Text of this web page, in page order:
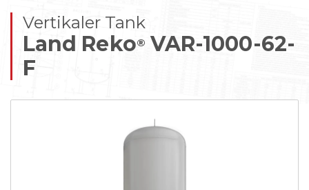
Vertikaler Tank
Land Reko® VAR-1000-62-
F